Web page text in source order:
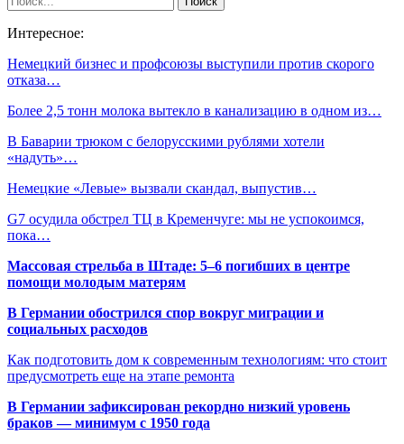
Интересное:
Немецкий бизнес и профсоюзы выступили против скорого
отказа…
Более 2,5 тонн молока вытекло в канализацию в одном из…
В Баварии трюком с белорусскими рублями хотели
«надуть»…
Немецкие «Левые» вызвали скандал, выпустив…
G7 осудила обстрел ТЦ в Кременчуге: мы не успокоимся,
пока…
Массовая стрельба в Штаде: 5–6 погибших в центре
помощи молодым матерям
В Германии обострился спор вокруг миграции и
социальных расходов
Как подготовить дом к современным технологиям: что стоит
предусмотреть еще на этапе ремонта
В Германии зафиксирован рекордно низкий уровень
браков — минимум с 1950 года